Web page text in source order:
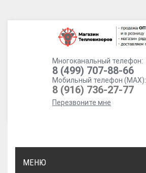
Многоканальный телефон:
8 (499) 707-88-66
Мобильный телефон (MAX):
8 (916) 736-27-77
Перезвоните мне
МЕНЮ